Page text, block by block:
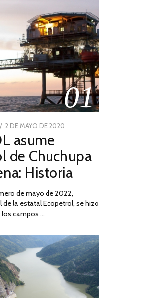
01
POSTED
ON
2 DE MAYO DE 2020
DE
2026
asume
de Chuchupa
Historia
de mayo de 2022,
de la estatal Ecopetrol, se hizo
los campos …